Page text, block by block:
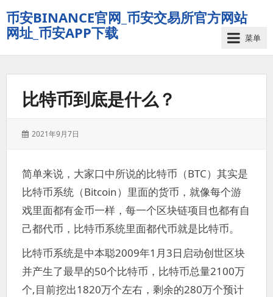
币安BINANCE官网_币安交易所官方网站
网址_币安APP下载
菜单
比特币到底是什么？
发
2021年9月7日
简单来说，大家口中所说的比特币（BTC）其实是
比特币系统（Bitcoin）里面的货币，就像每个游
戏里面都有金币一样，每一个区块链项目也都有自
己都代币，比特币系统里面都代币就是比特币。
比特币系统是中本聪2009年1月3日启动创世区块
并产生了最早的50个比特币，比特币总量2100万
个,目前挖出1820万个左右，剩余的280万个预计